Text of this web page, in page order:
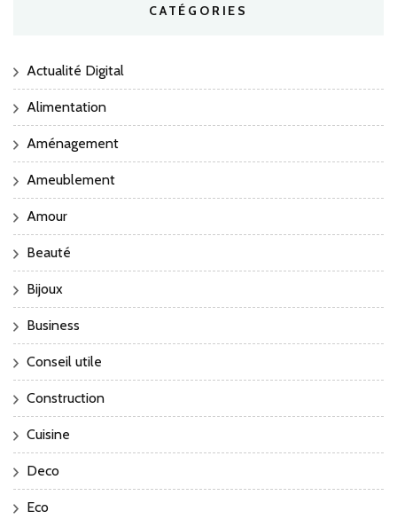
CATÉGORIES
Actualité Digital
Alimentation
Aménagement
Ameublement
Amour
Beauté
Bijoux
Business
Conseil utile
Construction
Cuisine
Deco
Eco